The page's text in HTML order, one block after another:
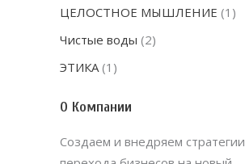
ЦЕЛОСТНОЕ МЫШЛЕНИЕ (1)
Чистые воды (2)
ЭТИКА (1)
О Компании
Создаем и внедряем стратегии